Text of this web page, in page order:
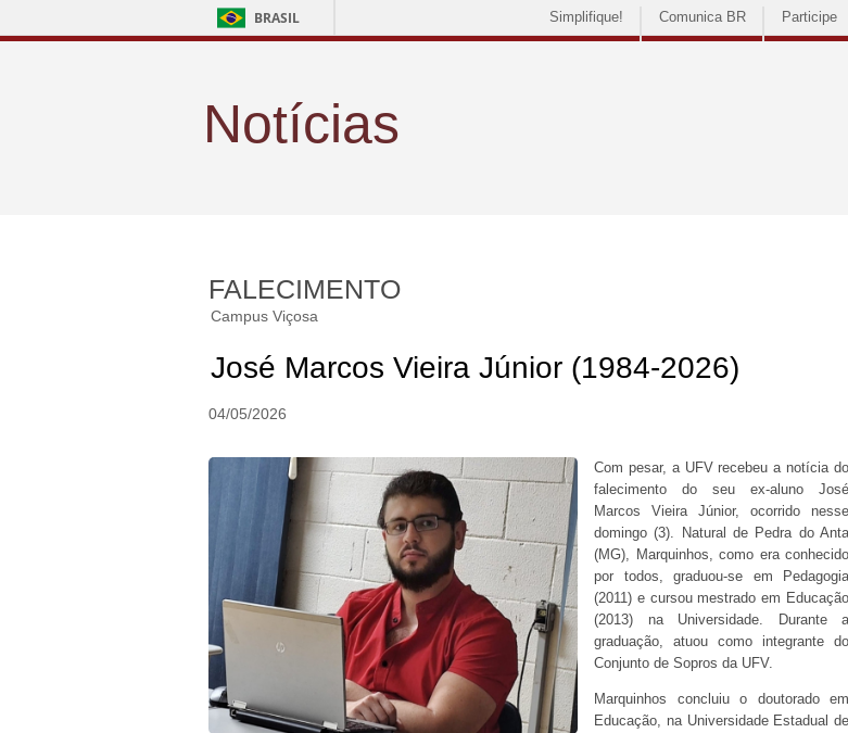
BRASIL Simplifique! Comunica BR Participe
Notícias
FALECIMENTO
Campus Viçosa
José Marcos Vieira Júnior (1984-2026)
04/05/2026
Com pesar, a UFV recebeu a notícia do
falecimento do seu ex-aluno José
Marcos Vieira Júnior, ocorrido nesse
domingo (3). Natural de Pedra do Anta
(MG), Marquinhos, como era conhecido
por todos, graduou-se em Pedagogia
(2011) e cursou mestrado em Educação
(2013) na Universidade. Durante a
graduação, atuou como integrante do
Conjunto de Sopros da UFV.
Marquinhos concluiu o doutorado em
Educação, na Universidade Estadual de